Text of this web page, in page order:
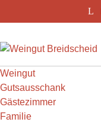
zum
Weingut
Gutsausschank
Gästezimmer
Familie